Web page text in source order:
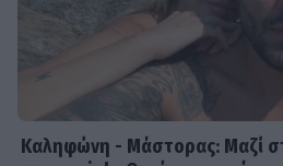
Η άγνωστη ιστορία πίσω από
τολμηρή σκηνή της Ζωής
και του Αλέκου Αλεξανδράκη
MEDIA
Καληφώνη - Μάστορας: Μαζί